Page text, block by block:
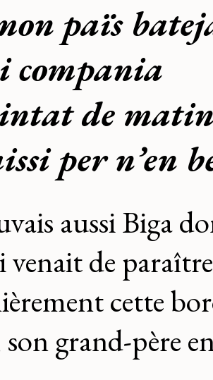
païs
compania
de
per n’en
aussi Biga
venait de paraître
cette
grand-père